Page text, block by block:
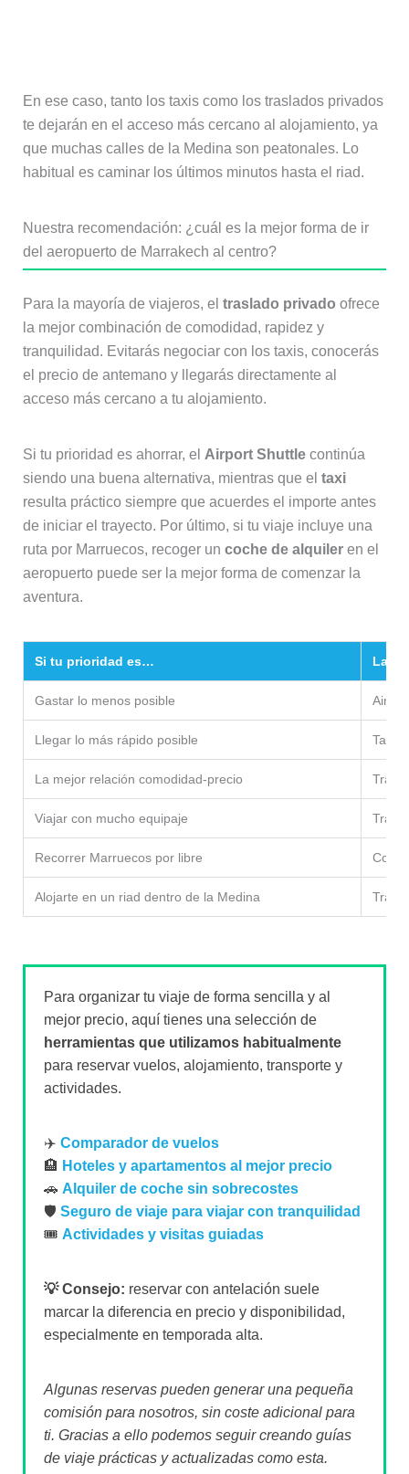
En ese caso, tanto los taxis como los traslados privados
te dejarán en el acceso más cercano al alojamiento, ya
que muchas calles de la Medina son peatonales. Lo
habitual es caminar los últimos minutos hasta el riad.
Nuestra recomendación: ¿cuál es la mejor forma de ir
del aeropuerto de Marrakech al centro?
Para la mayoría de viajeros, el traslado privado ofrece
la mejor combinación de comodidad, rapidez y
tranquilidad. Evitarás negociar con los taxis, conocerás
el precio de antemano y llegarás directamente al
acceso más cercano a tu alojamiento.
Si tu prioridad es ahorrar, el Airport Shuttlecontinúa
siendo una buena alternativa, mientras que el taxi
resulta práctico siempre que acuerdes el importe antes
de iniciar el trayecto. Por último, si tu viaje incluye una
ruta por Marruecos, recoger un coche de alquileren el
aeropuerto puede ser la mejor forma de comenzar la
aventura.
Si tu prioridad es… La
Gastar lo menos posible
Llegar lo más rápido posible Taxi
La mejor relación comodidad-precio
Viajar con mucho equipaje
Recorrer Marruecos por libre
Alojarte en un riad dentro de la Medina
Para organizar tu viaje de forma sencilla y al
mejor precio, aquí tienes una selección de
herramientas que utilizamos habitualmente
para reservar vuelos, alojamiento, transporte y
actividades.
✈️ Comparador de vuelos
🏨 Hoteles y apartamentos al mejor precio
🚗 Alquiler de coche sin sobrecostes
🛡️ Seguro de viaje para viajar con tranquilidad
🎟️ Actividades y visitas guiadas
💡 Consejo: reservar con antelación suele
marcar la diferencia en precio y disponibilidad,
especialmente en temporada alta.
Algunas reservas pueden generar una pequeña
comisión para nosotros, sin coste adicional para
ti. Gracias a ello podemos seguir creando guías
de viaje prácticas y actualizadas como esta.